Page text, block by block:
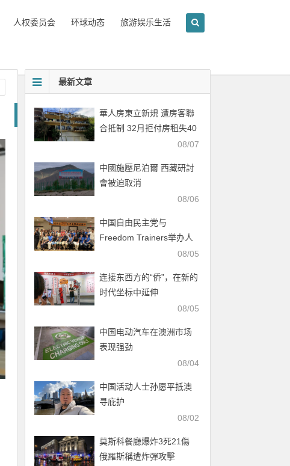
人权委员会 环球动态 旅游娱乐生活
最新文章
華人房東立新規 遭房客聯
合抵制 32月拒付房租失40
08/07
中國施壓尼泊爾 西藏研討
會被迫取消
08/06
中国自由民主党与
Freedom Trainers举办人
08/05
连接东西方的“侨”，在新的
时代坐标中延伸
08/05
中国电动汽车在澳洲市场
表现强劲
08/04
中国活动人士孙愿平抵澳
寻庇护
08/02
莫斯科餐廳爆炸3死21傷
俄羅斯稱遭炸彈攻擊